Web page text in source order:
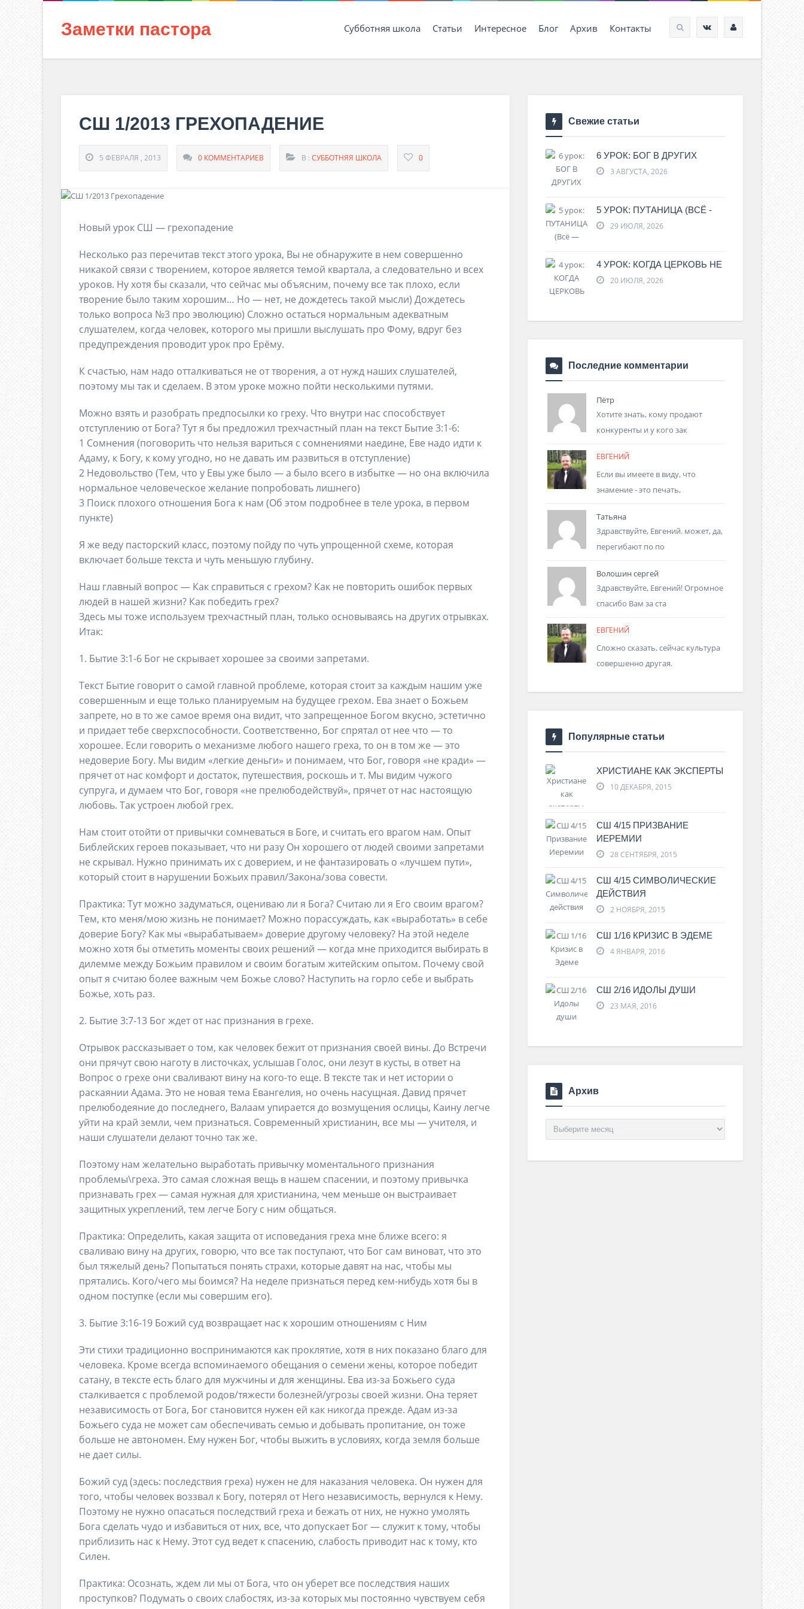
Заметки пастора Субботняя школа Статьи Интересное Блог Архив Контакты
СШ 1/2013 ГРЕХОПАДЕНИЕ
5 ФЕВРАЛЯ , 2013 0 КОММЕНТАРИЕВ В : СУББОТНЯЯ ШКОЛА 0
Новый урок СШ — грехопадение
Несколько раз перечитав текст этого урока, Вы не обнаружите в нем совершенно
никакой связи с творением, которое является темой квартала, а следовательно и всех
уроков. Ну хотя бы сказали, что сейчас мы объясним, почему все так плохо, если
творение было таким хорошим… Но — нет, не дождетесь такой мысли) Дождетесь
только вопроса №3 про эволюцию) Сложно остаться нормальным адекватным
слушателем, когда человек, которого мы пришли выслушать про Фому, вдруг без
предупреждения проводит урок про Ерёму.
К счастью, нам надо отталкиваться не от творения, а от нужд наших слушателей,
поэтому мы так и сделаем. В этом уроке можно пойти несколькими путями.
Можно взять и разобрать предпосылки ко греху. Что внутри нас способствует
отступлению от Бога? Тут я бы предложил трехчастный план на текст Бытие 3:1-6:
1 Сомнения (поговорить что нельзя вариться с сомнениями наедине, Еве надо идти к
Адаму, к Богу, к кому угодно, но не давать им развиться в отступление)
2 Недовольство (Тем, что у Евы уже было — а было всего в избытке — но она включила
нормальное человеческое желание попробовать лишнего)
3 Поиск плохого отношения Бога к нам (Об этом подробнее в теле урока, в первом
пункте)
Я же веду пасторский класс, поэтому пойду по чуть упрощенной схеме, которая
включает больше текста и чуть меньшую глубину.
Наш главный вопрос — Как справиться с грехом? Как не повторить ошибок первых
людей в нашей жизни? Как победить грех?
Здесь мы тоже используем трехчастный план, только основываясь на других отрывках.
Итак:
1. Бытие 3:1-6 Бог не скрывает хорошее за своими запретами.
Текст Бытие говорит о самой главной проблеме, которая стоит за каждым нашим уже
совершенным и еще только планируемым на будущее грехом. Ева знает о Божьем
запрете, но в то же самое время она видит, что запрещенное Богом вкусно, эстетично
и придает тебе сверхспособности. Соответственно, Бог спрятал от нее что — то
хорошее. Если говорить о механизме любого нашего греха, то он в том же — это
недоверие Богу. Мы видим «легкие деньги» и понимаем, что Бог, говоря «не кради» —
прячет от нас комфорт и достаток, путешествия, роскошь и т. Мы видим чужого
супруга, и думаем что Бог, говоря «не прелюбодействуй», прячет от нас настоящую
любовь. Так устроен любой грех.
Нам стоит отойти от привычки сомневаться в Боге, и считать его врагом нам. Опыт
Библейских героев показывает, что ни разу Он хорошего от людей своими запретами
не скрывал. Нужно принимать их с доверием, и не фантазировать о «лучшем пути»,
который стоит в нарушении Божьих правил/Закона/зова совести.
Практика: Тут можно задуматься, оцениваю ли я Бога? Считаю ли я Его своим врагом?
Тем, кто меня/мою жизнь не понимает? Можно порассуждать, как «выработать» в себе
доверие Богу? Как мы «вырабатываем» доверие другому человеку? На этой неделе
можно хотя бы отметить моменты своих решений — когда мне приходится выбирать в
дилемме между Божьим правилом и своим богатым житейским опытом. Почему свой
опыт я считаю более важным чем Божье слово? Наступить на горло себе и выбрать
Божье, хоть раз.
2. Бытие 3:7-13 Бог ждет от нас признания в грехе.
Отрывок рассказывает о том, как человек бежит от признания своей вины. До Встречи
они прячут свою наготу в листочках, услышав Голос, они лезут в кусты, в ответ на
Вопрос о грехе они сваливают вину на кого-то еще. В тексте так и нет истории о
раскаянии Адама. Это не новая тема Евангелия, но очень насущная. Давид прячет
прелюбодеяние до последнего, Валаам упирается до возмущения ослицы, Каину легче
уйти на край земли, чем признаться. Современный христианин, все мы — учителя, и
наши слушатели делают точно так же.
Поэтому нам желательно выработать привычку моментального признания
проблемы\греха. Это самая сложная вещь в нашем спасении, и поэтому привычка
признавать грех — самая нужная для христианина, чем меньше он выстраивает
защитных укреплений, тем легче Богу с ним общаться.
Практика: Определить, какая защита от исповедания греха мне ближе всего: я
сваливаю вину на других, говорю, что все так поступают, что Бог сам виноват, что это
был тяжелый день? Попытаться понять страхи, которые давят на нас, чтобы мы
прятались. Кого/чего мы боимся? На неделе признаться перед кем-нибудь хотя бы в
одном поступке (если мы совершим его).
3. Бытие 3:16-19 Божий суд возвращает нас к хорошим отношениям с Ним
Эти стихи традиционно воспринимаются как проклятие, хотя в них показано благо для
человека. Кроме всегда вспоминаемого обещания о семени жены, которое победит
сатану, в тексте есть благо для мужчины и для женщины. Ева из-за Божьего суда
сталкивается с проблемой родов/тяжести болезней/угрозы своей жизни. Она теряет
независимость от Бога, Бог становится нужен ей как никогда прежде. Адам из-за
Божьего суда не может сам обеспечивать семью и добывать пропитание, он тоже
больше не автономен. Ему нужен Бог, чтобы выжить в условиях, когда земля больше
не дает силы.
Божий суд (здесь: последствия греха) нужен не для наказания человека. Он нужен для
того, чтобы человек воззвал к Богу, потерял от Него независимость, вернулся к Нему.
Поэтому не нужно опасаться последствий греха и бежать от них, не нужно умолять
Бога сделать чудо и избавиться от них, все, что допускает Бог — служит к тому, чтобы
приблизить нас к Нему. Этот суд ведет к спасению, слабость приводит нас к тому, кто
Силен.
Практика: Осознать, ждем ли мы от Бога, что он уберет все последствия наших
проступков? Подумать о своих слабостях, из-за которых мы постоянно чувствуем себя
Свежие статьи
6 УРОК: БОГ В ДРУГИХ
3 АВГУСТА, 2026
5 УРОК: ПУТАНИЦА (ВСЁ -
29 ИЮЛЯ, 2026
4 УРОК: КОГДА ЦЕРКОВЬ НЕ
20 ИЮЛЯ, 2026
Последние комментарии
Пётр
Хотите знать, кому продают
конкуренты и у кого зак
ЕВГЕНИЙ
Если вы имеете в виду, что
знамение - это печать,
Татьяна
Здравствуйте, Евгений. может, да,
перегибают по по
Волошин сергей
Здравствуйте, Евгений! Огромное
спасибо Вам за ста
ЕВГЕНИЙ
Сложно сказать, сейчас культура
совершенно другая.
Популярные статьи
ХРИСТИАНЕ КАК ЭКСПЕРТЫ
10 ДЕКАБРЯ, 2015
СШ 4/15 ПРИЗВАНИЕ
ИЕРЕМИИ
28 СЕНТЯБРЯ, 2015
СШ 4/15 СИМВОЛИЧЕСКИЕ
ДЕЙСТВИЯ
2 НОЯБРЯ, 2015
СШ 1/16 КРИЗИС В ЭДЕМЕ
4 ЯНВАРЯ, 2016
СШ 2/16 ИДОЛЫ ДУШИ
23 МАЯ, 2016
Архив
Архив